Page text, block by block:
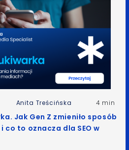
Anita Treścińska 4 min
Jak Gen Z zmieniło sposób
to oznacza dla SEO w